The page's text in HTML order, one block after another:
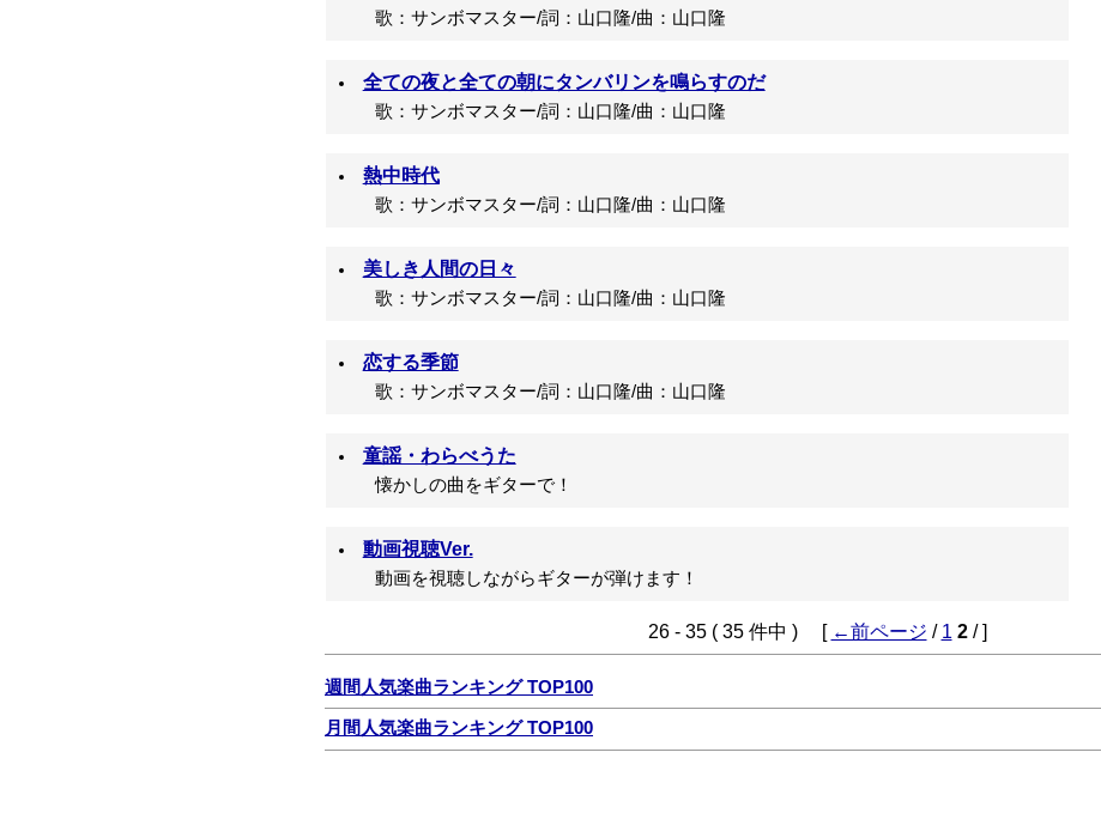
歌：サンボマスター/詞：山口隆/曲：山口隆
全ての夜と全ての朝にタンバリンを鳴らすのだ
歌：サンボマスター/詞：山口隆/曲：山口隆
熱中時代
歌：サンボマスター/詞：山口隆/曲：山口隆
美しき人間の日々
歌：サンボマスター/詞：山口隆/曲：山口隆
恋する季節
歌：サンボマスター/詞：山口隆/曲：山口隆
童謡・わらべうた
懐かしの曲をギターで！
動画視聴Ver.
動画を視聴しながらギターが弾けます！
26 - 35 ( 35 件中 ) [ ←前ページ / 1 2/ ]
週間人気楽曲ランキング TOP100
月間人気楽曲ランキング TOP100